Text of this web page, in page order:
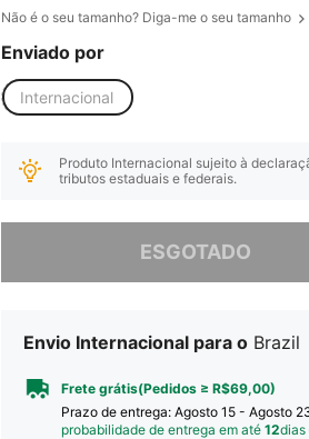
Não é o seu tamanho? Diga-me o seu tamanho
Enviado por
Internacional
Produto Internacional sujeito à
tributos estaduais e federais.
ESGOTADO
Desculpe, este produto está esgotado.
Envio Internacional para o Brazil
Frete grátis(Pedidos ≥ R$69,00)
Prazo de entrega: Agosto 15 - Agosto
probabilidade de entrega em até 12dias